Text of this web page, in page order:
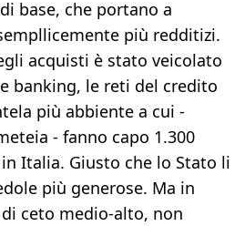
base, che portano a
più redditizi.
acquisti è stato veicolato
banking, le reti del credito
più abbiente a cui -
- fanno capo 1.300
Italia. Giusto che lo Stato li
più generose. Ma in
ceto medio-alto, non